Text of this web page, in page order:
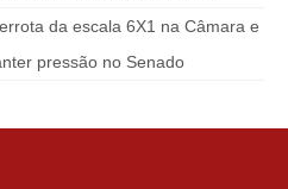
da escala 6X1 na Câmara e
pressão no Senado